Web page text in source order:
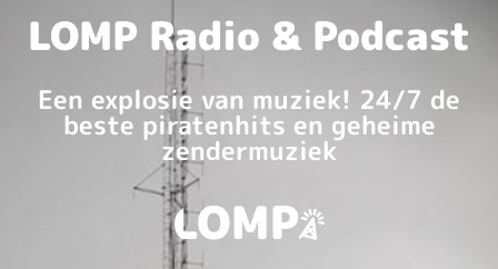
LOMP Radio & Podcast
Een explosie van muziek! 24/7 de
beste piratenhits en geheime
zendermuziek